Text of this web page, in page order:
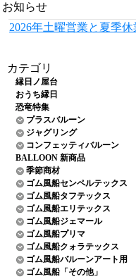
お知らせ
2026年土曜営業と夏季
カテゴリ
縁日ノ屋台
おうち縁日
恐竜特集
プラスバルーン
ジャグリング
コンフェッティバルーン
BALLOON 新商品
季節商材
ゴム風船センペルテックス
ゴム風船タフテックス
ゴム風船エリテックス
ゴム風船ジェマール
ゴム風船プリマ
ゴム風船クォラテックス
ゴム風船バルーンアート用
ゴム風船「その他」